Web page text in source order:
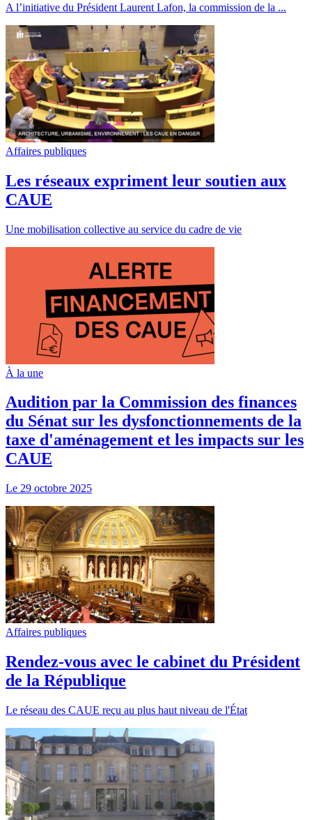
A l’initiative du Président Laurent Lafon, la commission de la ...
Affaires publiques
Les réseaux expriment leur soutien aux
CAUE
Une mobilisation collective au service du cadre de vie
À la une
Audition par la Commission des finances
du Sénat sur les dysfonctionnements de la
taxe d'aménagement et les impacts sur les
CAUE
Le 29 octobre 2025
Affaires publiques
Rendez-vous avec le cabinet du Président
de la République
Le réseau des CAUE reçu au plus haut niveau de l'État